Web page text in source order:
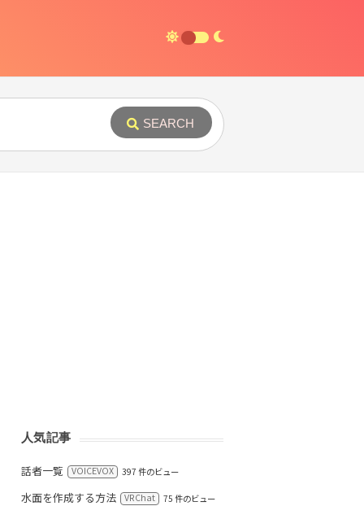
SEARCH
人気記事
話者一覧 VOICEVOX 397 件のビュー
水面を作成する方法 VRChat 75 件のビュー